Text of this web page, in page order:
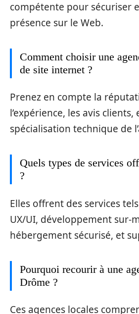
compétente pour sécuriser
présence sur le Web.
Comment choisir une
de site internet ?
Prenez en compte la
l’expérience, les avis clients,
spécialisation technique de
Quels types de services
?
Elles offrent des services
UX/UI, développement sur-
hébergement sécurisé, et
Pourquoi recourir à une
Drôme ?
Ces agences locales